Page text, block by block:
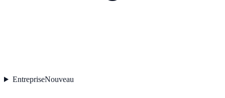
EntrepriseNouveau